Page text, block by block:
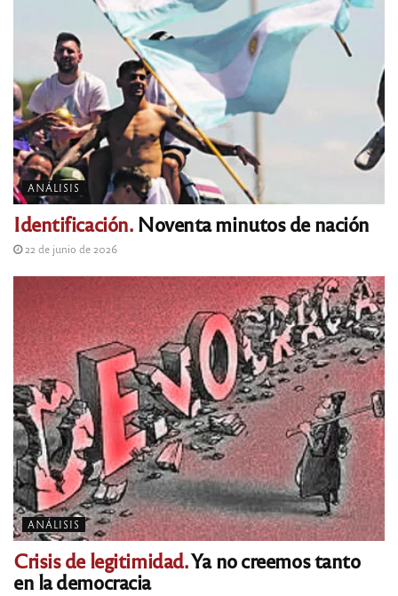
ANÁLISIS
Identificación.Noventa minutos de nación
22 de junio de 2026
ANÁLISIS
Crisis de legitimidad.Ya no creemos tanto
en la democracia